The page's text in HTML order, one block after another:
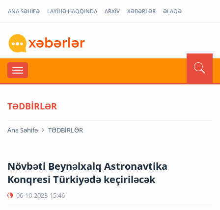
ANA SƏHİFƏ LAYİHƏ HAQQINDA ARXİV XƏBƏRLƏR ƏLAQƏ
TƏDBİRLƏR
Ana Səhifə TƏDBİRLƏR
Növbəti Beynəlxalq Astronavtika
Konqresi Türkiyədə keçiriləcək
06-10-2023 15:46